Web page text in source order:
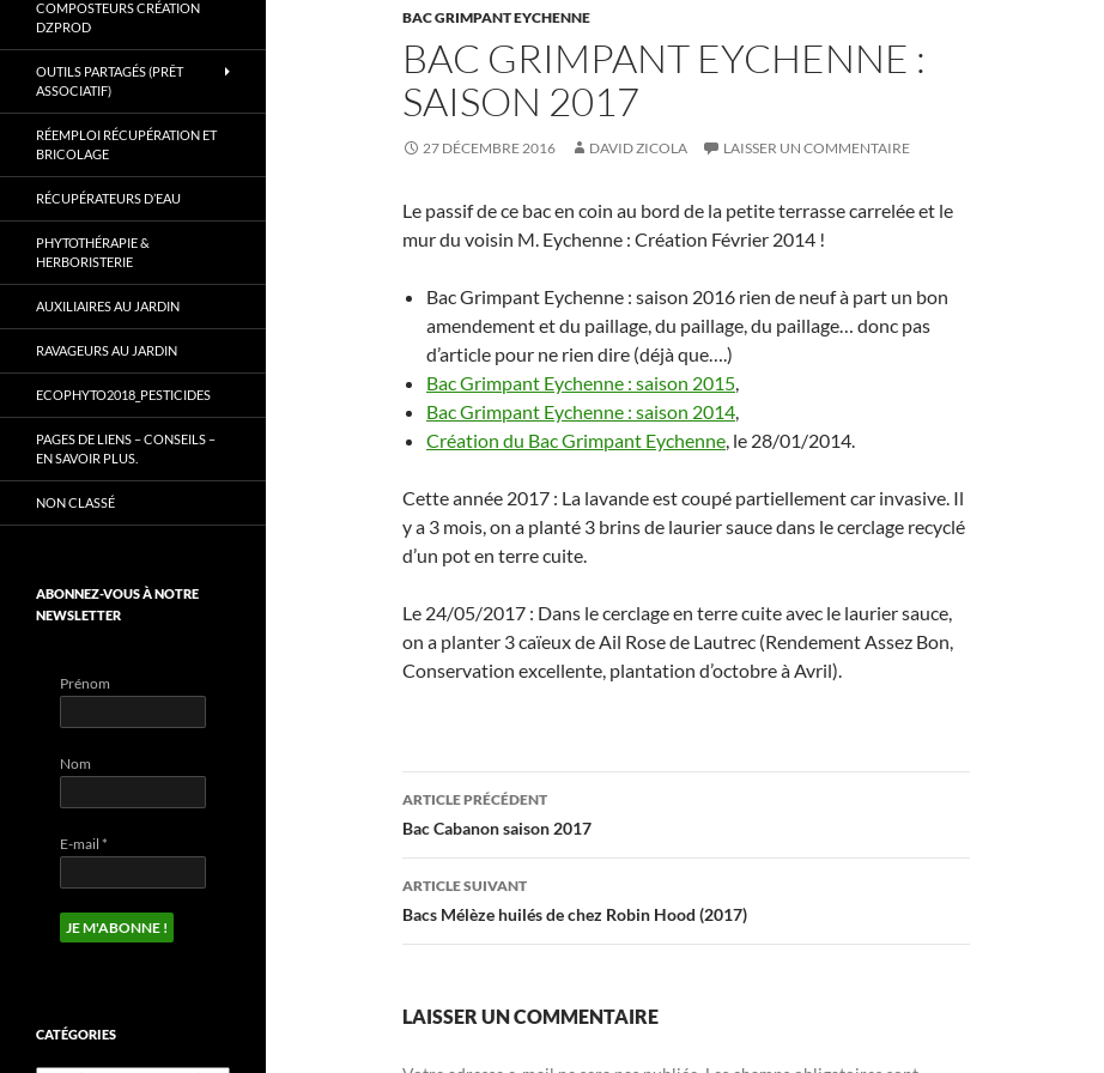
BAC GRIMPANT EYCHENNE
BAC GRIMPANT EYCHENNE :
SAISON 2017
27 DÉCEMBRE 2016 DAVID ZICOLA LAISSER UN COMMENTAIRE
Le passif de ce bac en coin au bord de la petite terrasse carrelée et le
mur du voisin M. Eychenne : Création Février 2014 !
Bac Grimpant Eychenne : saison 2016 rien de neuf à part un bon
amendement et du paillage, du paillage, du paillage… donc pas
d’article pour ne rien dire (déjà que….)
Bac Grimpant Eychenne : saison 2015,
Bac Grimpant Eychenne : saison 2014,
Création du Bac Grimpant Eychenne, le 28/01/2014.
Cette année 2017 : La lavande est coupé partiellement car invasive. Il
y a 3 mois, on a planté 3 brins de laurier sauce dans le cerclage recyclé
d’un pot en terre cuite.
Le 24/05/2017 : Dans le cerclage en terre cuite avec le laurier sauce,
on a planter 3 caïeux de Ail Rose de Lautrec (Rendement Assez Bon,
Conservation excellente, plantation d’octobre à Avril).
Navigation
des
articles
ARTICLE PRÉCÉDENT
Bac Cabanon saison 2017
ARTICLE SUIVANT
Bacs Mélèze huilés de chez Robin Hood (2017)
LAISSER UN COMMENTAIRE
Gard.
COMPOSTEURS CRÉATION
DZPROD
OUTILS PARTAGÉS (PRÊT
ASSOCIATIF)
RÉEMPLOI RÉCUPÉRATION ET
BRICOLAGE
RÉCUPÉRATEURS D’EAU
PHYTOTHÉRAPIE &
HERBORISTERIE
AUXILIAIRES AU JARDIN
RAVAGEURS AU JARDIN
ECOPHYTO2018_PESTICIDES
PAGES DE LIENS – CONSEILS –
EN SAVOIR PLUS.
NON CLASSÉ
ABONNEZ-VOUS À NOTRE
NEWSLETTER
Prénom
Nom
E-mail *
CATÉGORIES